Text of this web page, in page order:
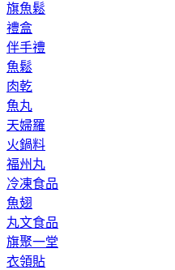
旗魚鬆
禮盒
伴手禮
魚鬆
肉乾
魚丸
天婦羅
火鍋料
福州丸
冷凍食品
魚翅
丸文食品
旗聚一堂
衣領貼